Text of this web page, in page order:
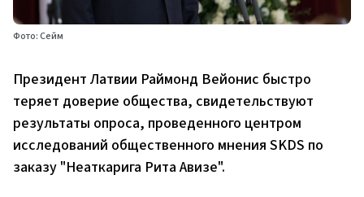
Фото: Сейм
Президент Латвии Раймонд Вейонис быстро
теряет доверие общества, свидетельствуют
результаты опроса, проведенного центром
исследований общественного мнения SKDS по
заказу "Неаткарига Рита Авизе".